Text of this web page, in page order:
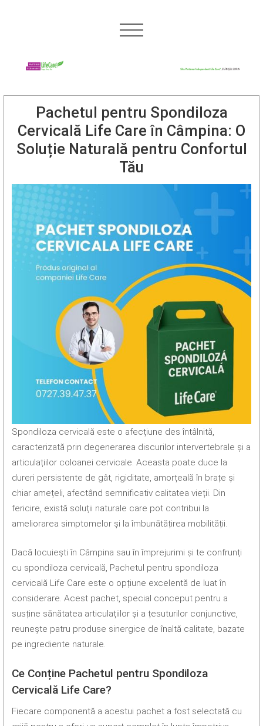
Pachetul pentru Spondiloza
Cervicală Life Care în Câmpina: O
Soluție Naturală pentru Confortul
Tău
Spondiloza cervicală este o afecțiune des întâlnită,
caracterizată prin degenerarea discurilor intervertebrale și a
articulațiilor coloanei cervicale. Aceasta poate duce la
dureri persistente de gât, rigiditate, amorțeală în brațe și
chiar amețeli, afectând semnificativ calitatea vieții. Din
fericire, există soluții naturale care pot contribui la
ameliorarea simptomelor și la îmbunătățirea mobilității.
Dacă locuiești în Câmpina sau în împrejurimi și te confrunți
cu spondiloza cervicală, Pachetul pentru spondiloza
cervicală Life Care este o opțiune excelentă de luat în
considerare. Acest pachet, special conceput pentru a
susține sănătatea articulațiilor și a țesuturilor conjunctive,
reunește patru produse sinergice de înaltă calitate, bazate
pe ingrediente naturale.
Ce Conține Pachetul pentru Spondiloza
Cervicală Life Care?
Fiecare componentă a acestui pachet a fost selectată cu